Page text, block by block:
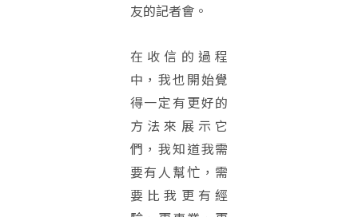
友的記者會。
在收信的過程
中，我也開始覺
得一定有更好的
方法來展示它
們，我知道我需
要有人幫忙，需
要比我更有經